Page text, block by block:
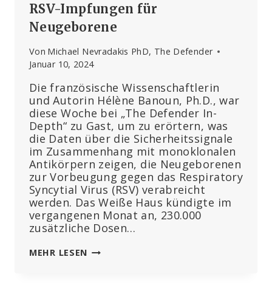
RSV-Impfungen für
Neugeborene
Von Michael Nevradakis PhD, The Defender
Januar 10, 2024
Die französische Wissenschaftlerin
und Autorin Hélène Banoun, Ph.D., war
diese Woche bei „The Defender In-
Depth“ zu Gast, um zu erörtern, was
die Daten über die Sicherheitssignale
im Zusammenhang mit monoklonalen
Antikörpern zeigen, die Neugeborenen
zur Vorbeugung gegen das Respiratory
Syncytial Virus (RSV) verabreicht
werden. Das Weiße Haus kündigte im
vergangenen Monat an, 230.000
zusätzliche Dosen…
MEHR LESEN „MÜTTER